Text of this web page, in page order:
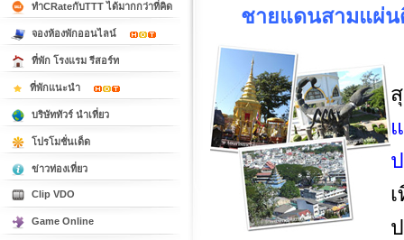
ชายแดนสามแผ่
ทำCRateกับTTT ได้มากกว่าที่คิด
จองห้องพักออนไลน์
ที่พัก โรงแรม รีสอร์ท
ที่พักแนะนำ
บริษัททัวร์ นำเที่ยว
โปรโมชั่นเด็ด
ข่าวท่องเที่ยว
Clip VDO
Game Online